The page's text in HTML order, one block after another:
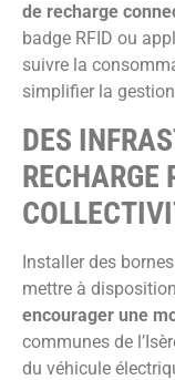
de recharge
badge RFID ou
suivre la
simplifier la
DES
RECHARGE
Installer des
mettre à
encourager une
communes de
du véhicule